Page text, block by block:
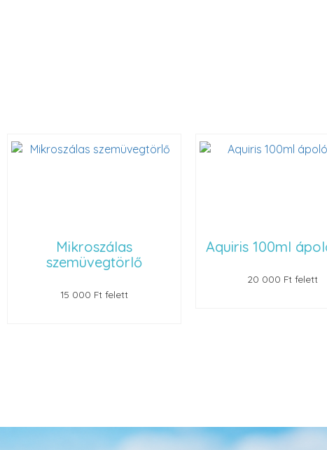
Aquiris 100ml ápolószer Szemüvegtok
22 000 Ft felett